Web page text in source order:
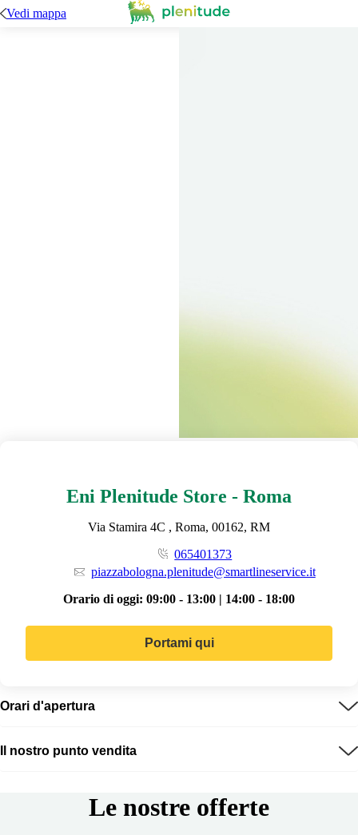
Vedi mappa
Eni Plenitude Store - Roma
Via Stamira 4C , Roma, 00162, RM
065401373
piazzabologna.plenitude@smartlineservice.it
Orario di oggi: 09:00 - 13:00 | 14:00 - 18:00
Portami qui
Orari d'apertura
Il nostro punto vendita
Le nostre offerte